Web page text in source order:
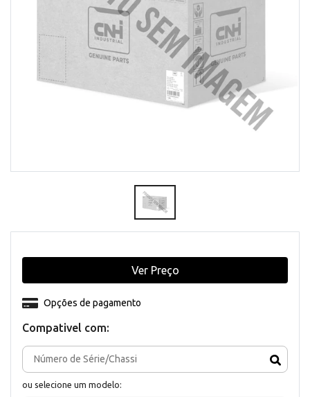
Compativel com:
ou selecione um modelo:
Opções de pagamento
Ver Preço